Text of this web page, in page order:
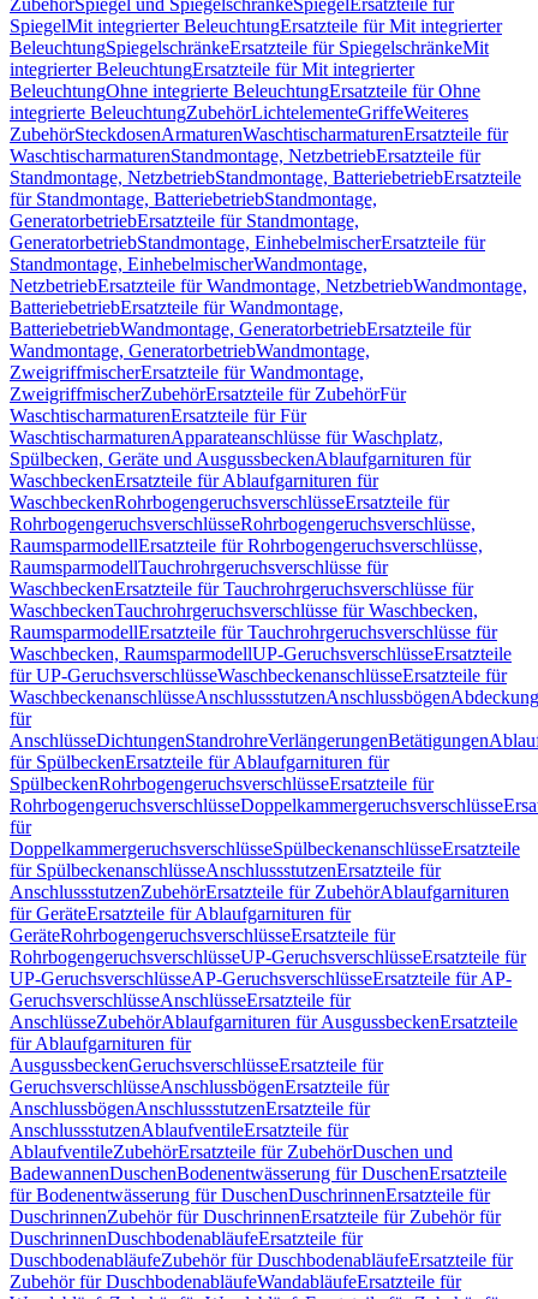
ZubehörSpiegel und SpiegelschränkeSpiegel Ersatzteile für
SpiegelMit integrierter BeleuchtungErsatzteile für Mit integrierter
BeleuchtungSpiegelschränkeErsatzteile für SpiegelschränkeMit
integrierter BeleuchtungErsatzteile für Mit integrierter
BeleuchtungOhne integrierte BeleuchtungErsatzteile für Ohne
integrierte BeleuchtungZubehörLichtelementeGriffeWeiteres
ZubehörSteckdosenArmaturenWaschtischarmaturenErsatzteile für
WaschtischarmaturenStandmontage, NetzbetriebErsatzteile für
Standmontage, NetzbetriebStandmontage, BatteriebetriebErsatzteile
für Standmontage, BatteriebetriebStandmontage,
GeneratorbetriebErsatzteile für Standmontage,
GeneratorbetriebStandmontage, EinhebelmischerErsatzteile für
Standmontage, EinhebelmischerWandmontage,
NetzbetriebErsatzteile für Wandmontage, NetzbetriebWandmontage,
BatteriebetriebErsatzteile für Wandmontage,
BatteriebetriebWandmontage, GeneratorbetriebErsatzteile für
Wandmontage, GeneratorbetriebWandmontage,
ZweigriffmischerErsatzteile für Wandmontage,
ZweigriffmischerZubehörErsatzteile für ZubehörFür
WaschtischarmaturenErsatzteile für Für
WaschtischarmaturenApparateanschlüsse für Waschplatz,
Spülbecken, Geräte und AusgussbeckenAblaufgarnituren für
WaschbeckenErsatzteile für Ablaufgarnituren für
WaschbeckenRohrbogengeruchsverschlüsseErsatzteile für
RohrbogengeruchsverschlüsseRohrbogengeruchsverschlüsse,
RaumsparmodellErsatzteile für Rohrbogengeruchsverschlüsse,
RaumsparmodellTauchrohrgeruchsverschlüsse für
WaschbeckenErsatzteile für Tauchrohrgeruchsverschlüsse für
WaschbeckenTauchrohrgeruchsverschlüsse für Waschbecken,
RaumsparmodellErsatzteile für Tauchrohrgeruchsverschlüsse für
Waschbecken, RaumsparmodellUP-GeruchsverschlüsseErsatzteile
für UP-GeruchsverschlüsseWaschbeckenanschlüsseErsatzteile für
WaschbeckenanschlüsseAnschlussstutzenAnschlussbögen
für
AnschlüsseDichtungenStandrohreVerlängerungenBetätigungen
für SpülbeckenErsatzteile für Ablaufgarnituren für
SpülbeckenRohrbogengeruchsverschlüsseErsatzteile für
RohrbogengeruchsverschlüsseDoppelkammergeruchsverschlüsse
für
DoppelkammergeruchsverschlüsseSpülbeckenanschlüsseErsatzteile
für SpülbeckenanschlüsseAnschlussstutzenErsatzteile für
AnschlussstutzenZubehörErsatzteile für ZubehörAblaufgarnituren
für GeräteErsatzteile für Ablaufgarnituren für
GeräteRohrbogengeruchsverschlüsseErsatzteile für
RohrbogengeruchsverschlüsseUP-GeruchsverschlüsseErsatzteile für
UP-GeruchsverschlüsseAP-GeruchsverschlüsseErsatzteile für AP-
GeruchsverschlüsseAnschlüsseErsatzteile für
AnschlüsseZubehörAblaufgarnituren für AusgussbeckenErsatzteile
für Ablaufgarnituren für
AusgussbeckenGeruchsverschlüsseErsatzteile für
GeruchsverschlüsseAnschlussbögenErsatzteile für
AnschlussbögenAnschlussstutzenErsatzteile für
AnschlussstutzenAblaufventileErsatzteile für
AblaufventileZubehörErsatzteile für ZubehörDuschen und
BadewannenDuschenBodenentwässerung für DuschenErsatzteile
für Bodenentwässerung für DuschenDuschrinnenErsatzteile für
DuschrinnenZubehör für DuschrinnenErsatzteile für Zubehör für
DuschrinnenDuschbodenabläufeErsatzteile für
DuschbodenabläufeZubehör für DuschbodenabläufeErsatzteile für
Zubehör für DuschbodenabläufeWandabläufeErsatzteile für